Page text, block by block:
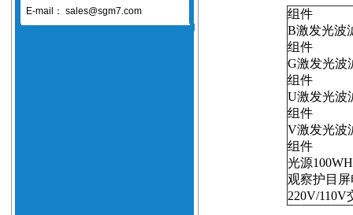
E-mail： sales@sgm7.com
组件
B激发光波
组件
G激发光波
组件
U激发光波
组件
V激发光波
组件
光源
观察护目
220V/110V